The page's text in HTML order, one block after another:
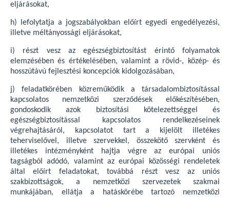
eljárásokat,
h) lefolytatja a jogszabályokban előírt egyedi engedélyezési,
illetve méltányossági eljárásokat,
i) részt vesz az egészségbiztosítást érintő folyamatok
elemzésében és értékelésében, valamint a rövid-, közép- és
hosszútávú fejlesztési koncepciók kidolgozásában,
j) feladatkörében közreműködik a társadalombiztosítással
kapcsolatos nemzetközi szerződések előkészítésében,
gondoskodik azok biztosítási kötelezettséggel és
egészségbiztosítással kapcsolatos rendelkezéseinek
végrehajtásáról, kapcsolatot tart a kijelölt illetékes
teherviselővel, illetve szervekkel, összekötő szervként és
illetékes intézményként hajtja végre az európai uniós
tagságból adódó, valamint az európai közösségi rendeletek
által előírt feladatokat, továbbá részt vesz az uniós
szakbizottságok, a nemzetközi szervezetek szakmai
munkájában, ellátja a hatáskörébe tartozó nemzetközi